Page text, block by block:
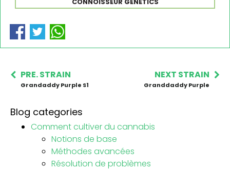
PRE. STRAIN
Grandaddy Purple S1
NEXT STRAIN
Granddaddy Purple
Blog categories
Comment cultiver du cannabis
Notions de base
Méthodes avancées
Résolution de problèmes